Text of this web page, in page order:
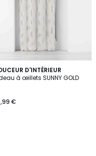
D'INTÉRIEUR
à œillets SUNNY GOLD
€